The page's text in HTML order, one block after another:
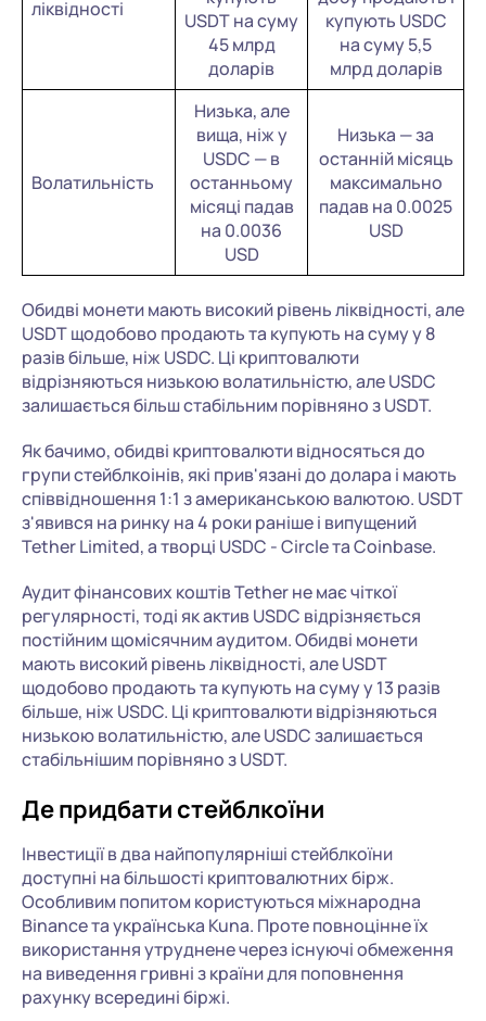
ліквідності
USDT на суму
45 млрд
доларів
купують USDC
на суму 5,5
млрд доларів
Волатильність
Низька, але
вища, ніж у
USDC — в
останньому
місяці падав
на 0.0036
USD
Низька — за
останній місяць
максимально
падав на 0.0025
USD
Обидві монети мають високий рівень ліквідності, але
USDT щодобово продають та купують на суму у 8
разів більше, ніж USDC. Ці криптовалюти
відрізняються низькою волатильністю, але USDC
залишається більш стабільним порівняно з USDT.
Як бачимо, обидві криптовалюти відносяться до
групи стейблкоінів, які прив'язані до долара і мають
співвідношення 1:1 з американською валютою. USDT
з'явився на ринку на 4 роки раніше і випущений
Tether Limited, а творці USDC - Circle та Coinbase.
Аудит фінансових коштів Tether не має чіткої
регулярності, тоді як актив USDC відрізняється
постійним щомісячним аудитом. Обидві монети
мають високий рівень ліквідності, але USDT
щодобово продають та купують на суму у 13 разів
більше, ніж USDC. Ці криптовалюти відрізняються
низькою волатильністю, але USDC залишається
стабільнішим порівняно з USDT.
Де придбати стейблкоїни
Інвестиції в два найпопулярніші стейблкоїни
доступні на більшості криптовалютних бірж.
Особливим попитом користуються міжнародна
Binance та українська Kuna. Проте повноцінне їх
використання утруднене через існуючі обмеження
на виведення гривні з країни для поповнення
рахунку всередині біржі.